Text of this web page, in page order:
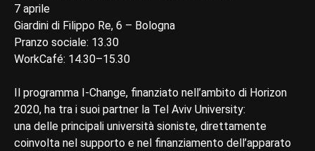
7 aprile
Giardini di Filippo Re, 6 – Bologna
Pranzo sociale: 13.30
WorkCafé: 14.30–15.30
Il programma I-Change, finanziato nell’ambito di Horizon
2020, ha tra i suoi partner la Tel Aviv University:
una delle principali università sioniste, direttamente
coinvolta nel supporto e nel finanziamento dell’apparato